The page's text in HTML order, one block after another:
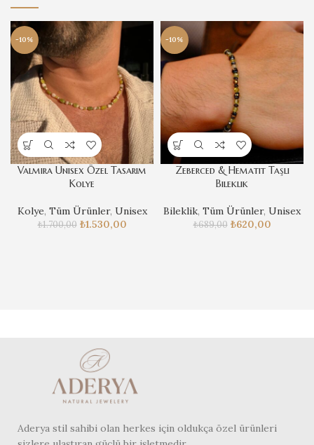
-10%
Valmira Unisex Özel Tasarım
Kolye
Kolye, Tüm Ürünler, Unisex
₺1.700,00 ₺1.530,00
-10%
Zeberced & Hematit Taşlı
Bileklik
Bileklik, Tüm Ürünler, Unisex
₺689,00 ₺620,00
Aderya stil sahibi olan herkes için oldukça özel ürünleri